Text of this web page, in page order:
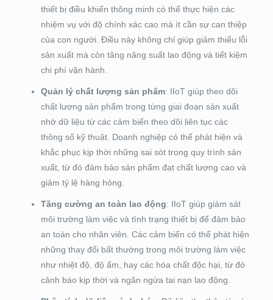
thiết bị điều khiển thông minh có thể thực hiện các
nhiệm vụ với độ chính xác cao mà ít cần sự can thiệp
của con người. Điều này không chỉ giúp giảm thiểu lỗi
sản xuất mà còn tăng năng suất lao động và tiết kiệm
chi phí vận hành.
Quản lý chất lượng sản phẩm: IIoT giúp theo dõi
chất lượng sản phẩm trong từng giai đoạn sản xuất
nhờ dữ liệu từ các cảm biến theo dõi liên tục các
thông số kỹ thuật. Doanh nghiệp có thể phát hiện và
khắc phục kịp thời những sai sót trong quy trình sản
xuất, từ đó đảm bảo sản phẩm đạt chất lượng cao và
giảm tỷ lệ hàng hỏng.
Tăng cường an toàn lao động: IIoT giúp giám sát
môi trường làm việc và tình trạng thiết bị để đảm bảo
an toàn cho nhân viên. Các cảm biến có thể phát hiện
những thay đổi bất thường trong môi trường làm việc
như nhiệt độ, độ ẩm, hay các hóa chất độc hại, từ đó
cảnh báo kịp thời và ngăn ngừa tai nạn lao động.